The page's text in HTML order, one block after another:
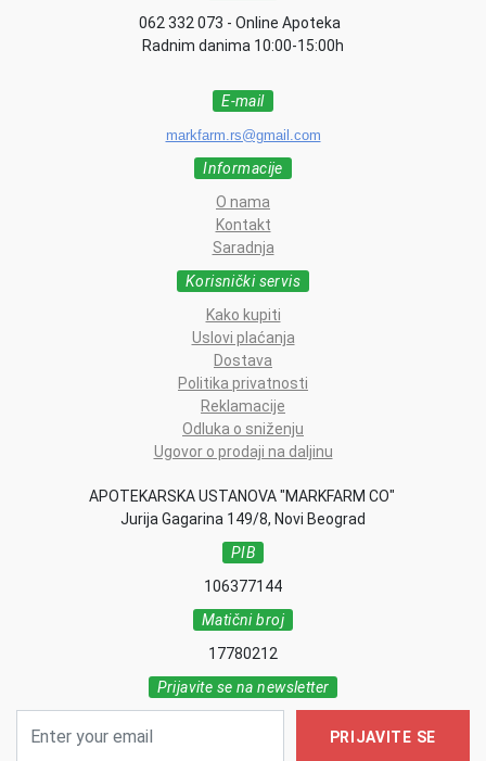
062 332 073 - Online Apoteka
Radnim danima 10:00-15:00h
E-mail
markfarm.rs@gmail.com
Informacije
O nama
Kontakt
Saradnja
Korisnički servis
Kako kupiti
Uslovi plaćanja
Dostava
Politika privatnosti
Reklamacije
Odluka o sniženju
Ugovor o prodaji na daljinu
APOTEKARSKA USTANOVA "MARKFARM CO"
Jurija Gagarina 149/8, Novi Beograd
PIB
106377144
Matični broj
17780212
Prijavite se na newsletter
PRIJAVITE SE